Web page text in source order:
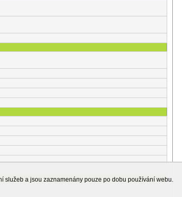
služeb a jsou zaznamenány pouze po dobu používání webu.